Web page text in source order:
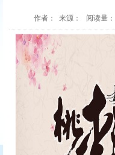
作者： 来源： 阅读量：